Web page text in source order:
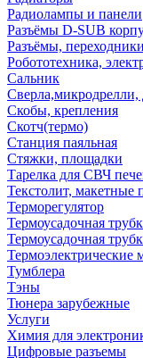
Радиолампы и панели
Разъёмы D-SUB
Разъёмы,
Робототехника,
Сальник
Сверла,микродрелли,
Скобы, крепления
Скотч(термо)
Станция паяльная
Стяжки, площадки
Тарелка для СВЧ
Текстолит, макетные
Терморегулятор
Термоусадочная
Термоусадочная
Термоэлектрические
Тумблера
Тэны
Тюнера зарубежные
Услуги
Химия для
Цифровые разъемы